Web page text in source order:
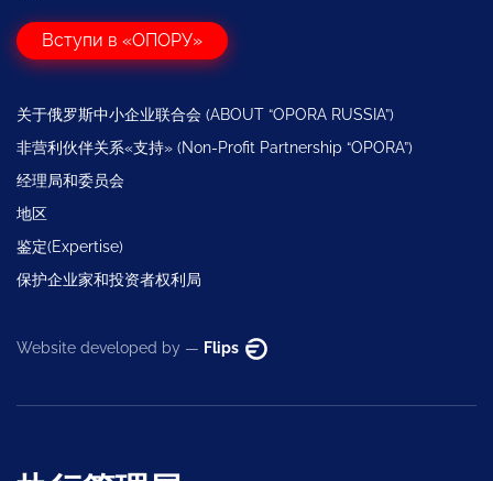
Вступи в «ОПОРУ»
关于俄罗斯中小企业联合会 (ABOUT “OPORA RUSSIA”)
非营利伙伴关系«支持» (Non-Profit Partnership “OPORA”)
经理局和委员会
地区
鉴定(Expertise)
保护企业家和投资者权利局
Website developed by — Flips